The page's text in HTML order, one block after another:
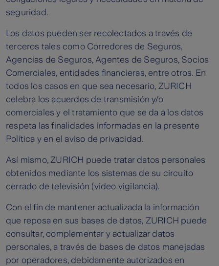
seguridad.
Los datos pueden ser recolectados a través de
terceros tales como Corredores de Seguros,
Agencias de Seguros, Agentes de Seguros, Socios
Comerciales, entidades financieras, entre otros. En
todos los casos en que sea necesario, ZURICH
celebra los acuerdos de transmisión y/o
comerciales y el tratamiento que se da a los datos
respeta las finalidades informadas en la presente
Política y en el aviso de privacidad.
Así mismo, ZURICH puede tratar datos personales
obtenidos mediante los sistemas de su circuito
cerrado de televisión (video vigilancia).
Con el fin de mantener actualizada la información
que reposa en sus bases de datos, ZURICH puede
consultar, complementar y actualizar datos
personales, a través de bases de datos manejadas
por operadores, debidamente autorizados en